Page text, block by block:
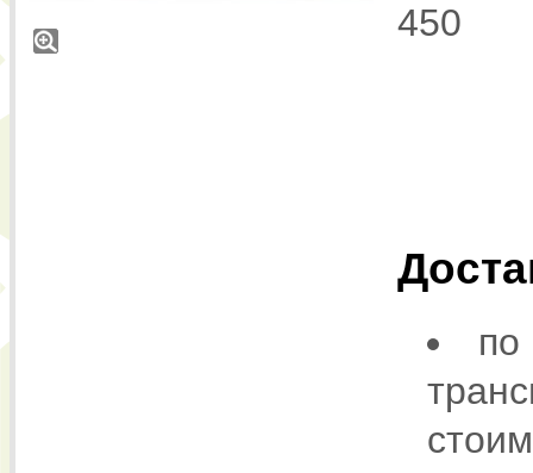
450
по